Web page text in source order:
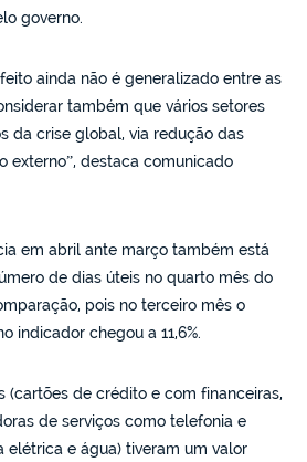
governo.
ainda não é generalizado entre as
também que vários setores
da crise global, via redução das
externo”, destaca comunicado
em abril ante março também está
de dias úteis no quarto mês do
pois no terceiro mês o
indicador chegou a 11,6%.
(cartões de crédito e com financeiras,
de serviços como telefonia e
elétrica e água) tiveram um valor